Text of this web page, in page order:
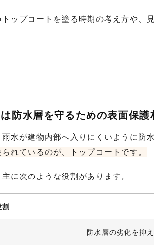
ップコートを塗る時期の考え方や、
防水層を守るための表面保護
水が建物内部へ入りにくいように防
れているのが、トップコートです。
に次のような役割があります。
割
防水層の劣化を抑